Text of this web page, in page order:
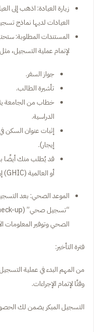
زيارة العيادة: اذهب إلى
العيادات لديها نماذج
المستندات المطلوبة:
لإتمام عملية التسجيل،
جواز السفر.
تأشيرة الطالب.
خطاب من الجامعة
الدراسية.
إثبات عنوان السكن
إيجار).
أو العالمية (GHIC) إن كنت من مواطني الاتحاد الأوروبي.
الموعد الصحي: بعد
الصحي وتوفير المعلومات
فترة التأخير:
من المهم البدء في عملية
وقتًا لإتمام الإجراءات.
التسجيل المبكر يضمن لك